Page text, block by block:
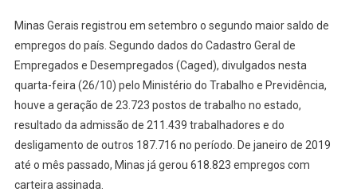
Minas Gerais registrou em setembro o segundo maior saldo de
empregos do país. Segundo dados do Cadastro Geral de
Empregados e Desempregados (Caged), divulgados nesta
quarta-feira (26/10) pelo Ministério do Trabalho e Previdência,
houve a geração de 23.723 postos de trabalho no estado,
resultado da admissão de 211.439 trabalhadores e do
desligamento de outros 187.716 no período. De janeiro de 2019
até o mês passado, Minas já gerou 618.823 empregos com
carteira assinada.